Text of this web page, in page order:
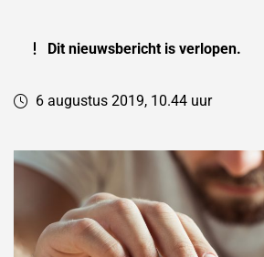
Dit nieuwsbericht is verlopen.
6 augustus 2019, 10.44 uur